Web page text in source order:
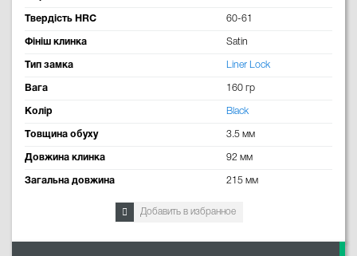
Твердість HRC 60-61
Фініш клинка Satin
Тип замка Liner Lock
Вага 160 гр
Колір Black
Товщина обуху 3.5 мм
Довжина клинка 92 мм
Загальна довжина 215 мм
Добавить в избранное